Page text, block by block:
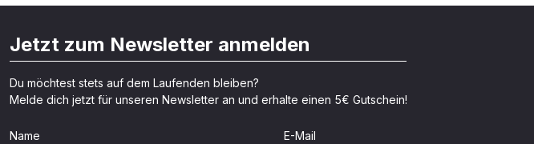
Jetzt zum Newsletter anmelden
Du möchtest stets auf dem Laufenden bleiben?
Melde dich jetzt für unseren Newsletter an und erhalte einen 5€ Gutschein!
Name E-Mail